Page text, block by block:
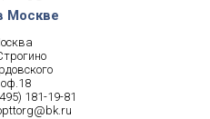
Москве
181-19-81